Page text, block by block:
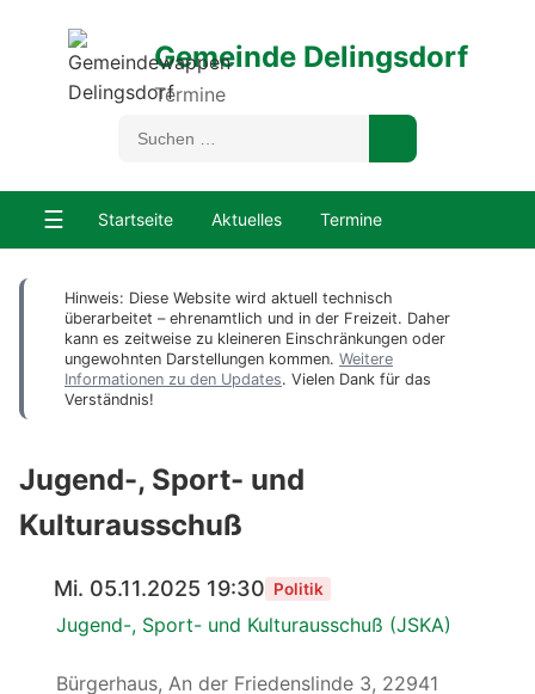
Gemeinde Delingsdorf
Termine
☰ Startseite Aktuelles Termine
Hinweis: Diese Website wird aktuell technisch
überarbeitet – ehrenamtlich und in der Freizeit. Daher
kann es zeitweise zu kleineren Einschränkungen oder
ungewohnten Darstellungen kommen. Weitere
Informationen zu den Updates. Vielen Dank für das
Verständnis!
Jugend-, Sport- und
Kulturausschuß
Mi. 05.11.2025 19:30 Politik
Jugend-, Sport- und Kulturausschuß (JSKA)
Bürgerhaus, An der Friedenslinde 3, 22941